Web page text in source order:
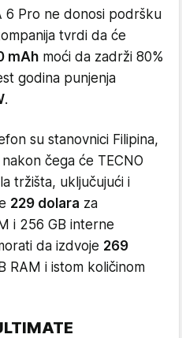
6 Pro ne donosi podršku
tvrdi da će
mAh moći da zadrži 80%
godina punjenja
.
su stanovnici Filipina,
čega će TECNO
tržišta, uključujući i
229 dolara za
i 256 GB interne
da izdvoje 269
RAM i istom količinom